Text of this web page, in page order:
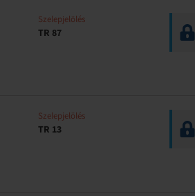
Szelepjelölés
TR 87
Szelepjelölés
TR 13